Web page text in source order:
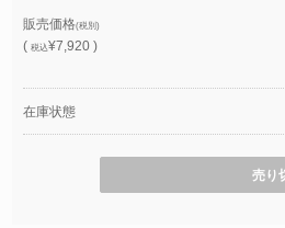
販売価格(税別)
(税込¥7,920 )
在庫状態
売り